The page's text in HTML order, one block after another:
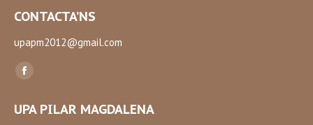
CONTACTA’NS
upapm2012@gmail.com
Find us on:
Facebook
opens
UPA PILAR MAGDALENA